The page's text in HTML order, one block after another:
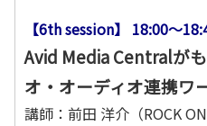
【6th session】 18:00～
Avid Media Centralが
オ・オーディオ連携ワ
講師：前田 洋介（ROCK